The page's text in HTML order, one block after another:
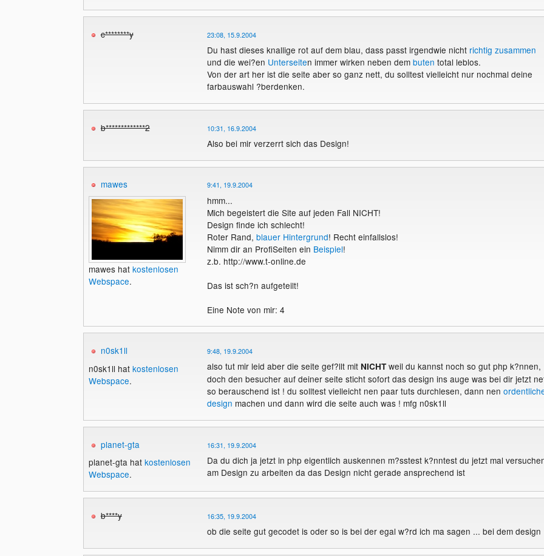
c********y 23:08, 15.9.2004
Du hast dieses knallige rot auf dem blau, dass passt irgendwie nicht richtig zusammen
und die wei?en Unterseiten immer wirken neben dem buten total leblos.
Von der art her ist die seite aber so ganz nett, du solltest vielleicht nur nochmal deine
farbauswahl ?berdenken.
b*************2 10:31, 16.9.2004
Also bei mir verzerrt sich das Design!
mawes
mawes hat kostenlosen
Webspace.
9:41, 19.9.2004
hmm...
Mich begeistert die Site auf jeden Fall NICHT!
Design finde ich schlecht!
Roter Rand, blauer Hintergrund! Recht einfallslos!
Nimm dir an ProfiSeiten ein Beispiel!
z.b. http://www.t-online.de
Das ist sch?n aufgeteilt!
Eine Note von mir: 4
n0sk1ll
n0sk1ll hat kostenlosen
Webspace.
9:48, 19.9.2004
also tut mir leid aber die seite gef?llt mit NICHTweil du kannst noch so gut php k?nnen,
doch den besucher auf deiner seite sticht sofort das design ins auge was bei dir jetzt
so berauschend ist ! du solltest vielleicht nen paar tuts durchlesen, dann nen
design machen und dann wird die seite auch was ! mfg n0sk1ll
planet-gta
planet-gta hat kostenlosen
Webspace.
16:31, 19.9.2004
Da du dich ja jetzt in php eigentlich auskennen m?sstest k?nntest du jetzt mal
am Design zu arbeiten da das Design nicht gerade ansprechend ist
b****y 16:35, 19.9.2004
ob die seite gut gecodet is oder so is bei der egal w?rd ich ma sagen ... bei dem design